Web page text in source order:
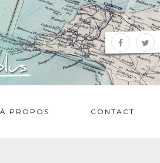
À PROPOS CONTACT